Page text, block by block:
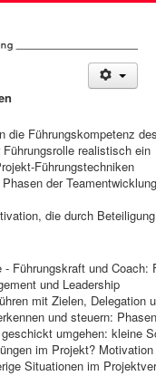
die Führungskompetenz
realistisch ein
Führungstechniken
der
die durch
Führungskraft und Coach:
und Leadership
mit Zielen, Delegation
und steuern:
geschickt umgehen: kleine
im Projekt?
Situationen im